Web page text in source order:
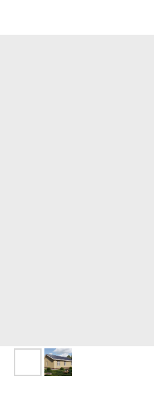
Проектная организация в
Архитектурное бюро в Смоленске